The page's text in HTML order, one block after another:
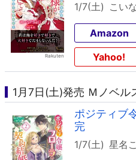
1/7(土) こい
Amazon
Yahoo!
1月7日(土)発売 Ｍノベル
ポジティブ
完
1/7(土) 星名